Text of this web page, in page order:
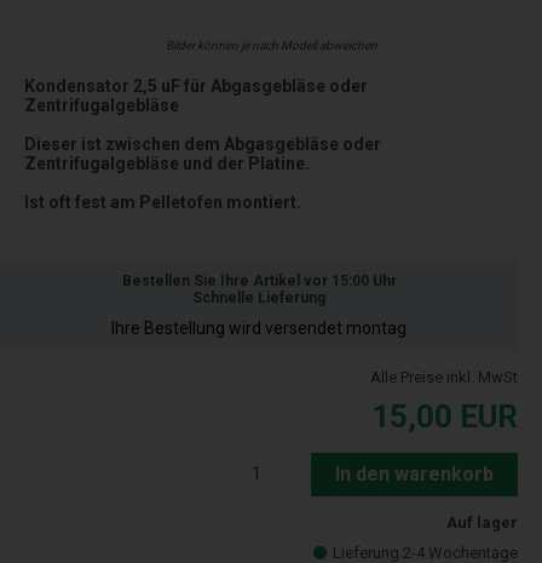
Bilder können je nach Modell abweichen
Kondensator 2,5 uF für Abgasgebläse oder
Zentrifugalgebläse
Dieser ist zwischen dem Abgasgebläse oder
Zentrifugalgebläse und der Platine.
Ist oft fest am Pelletofen montiert.
Bestellen Sie Ihre Artikel vor 15:00 Uhr
Schnelle Lieferung
Ihre Bestellung wird versendet montag
Alle Preise inkl. MwSt
15,00 EUR
In den warenkorb
Auf lager
Lieferung 2-4 Wochentage